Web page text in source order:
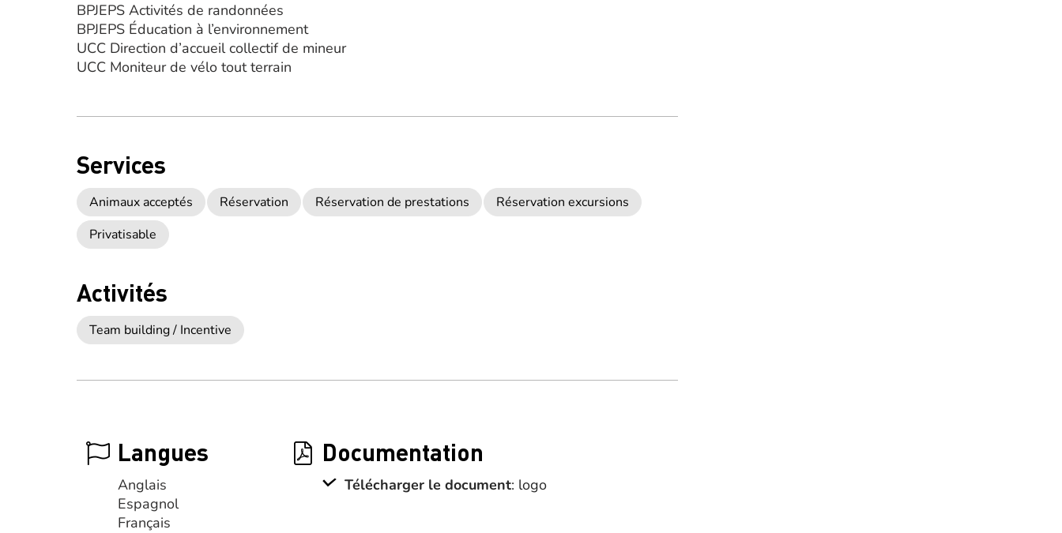
BPJEPS Activités de randonnées
BPJEPS Éducation à l’environnement
UCC Direction d’accueil collectif de mineur
UCC Moniteur de vélo tout terrain
Services
Animaux acceptés Réservation Réservation de prestations
Réservation excursions
Privatisable
Activités
Team building / Incentive
Langues
Anglais
Espagnol
Français
Documentation
Télécharger le document: logo